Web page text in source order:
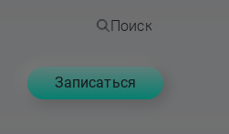
Поиск
Записаться